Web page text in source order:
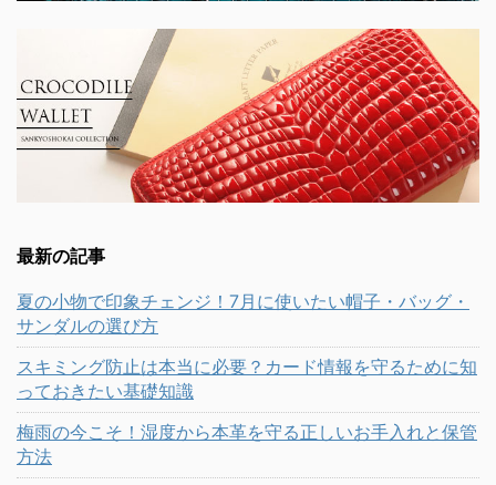
最新の記事
夏の小物で印象チェンジ！7月に使いたい帽子・バッグ・
サンダルの選び方
スキミング防止は本当に必要？カード情報を守るために知
っておきたい基礎知識
梅雨の今こそ！湿度から本革を守る正しいお手入れと保管
方法